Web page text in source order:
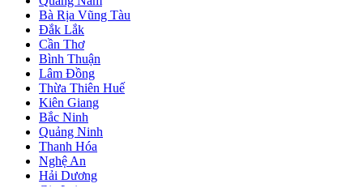
Bà Rịa Vũng Tàu
Đắk Lắk
Cần Thơ
Bình Thuận
Lâm Đồng
Thừa Thiên Huế
Kiên Giang
Bắc Ninh
Quảng Ninh
Thanh Hóa
Nghệ An
Hải Dương